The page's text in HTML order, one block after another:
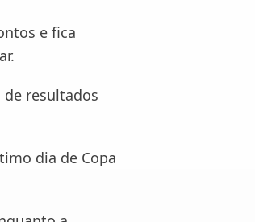
e fica
resultados
dia de Copa